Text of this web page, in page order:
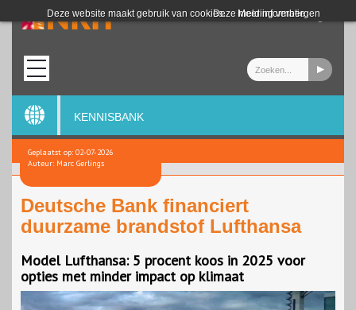
Deze website maakt gebruik van cookies. Meer informatie
Deze melding verbergen
Login
KENNISBANK
Geplaatst op: 02-07-2026
Auteur: Marc Gerlings
Deutsche Bank financiert
duurzame brandstof Lufthansa
Model Lufthansa: 5 procent koos in 2025 voor
opties met minder impact op klimaat